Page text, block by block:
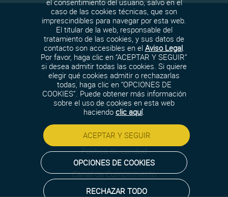
Política de cookies
Política de Privacidad
Aviso legal
Política de seguridad
Política de calidad
Canal de Cumplimiento
el consentimiento del usuario, salvo en el
caso de las cookies técnicas, que son
imprescindibles para navegar por esta web.
El titular de la web, responsable del
tratamiento de las cookies, y sus datos de
contacto son accesibles en el Aviso Legal.
Por favor, haga clic en “ACEPTAR Y SEGUIR”
si desea admitir todas las cookies. Si quiere
elegir qué cookies admitir o rechazarlas
todas, haga clic en “OPCIONES DE
COOKIES”. Puede obtener más información
sobre el uso de cookies en esta web
haciendo clic aquí.
ACEPTAR Y SEGUIR
OPCIONES DE COOKIES
RECHAZAR TODO